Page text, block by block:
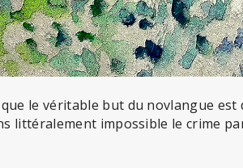
le véritable but du novlangue
littéralement impossible le crime